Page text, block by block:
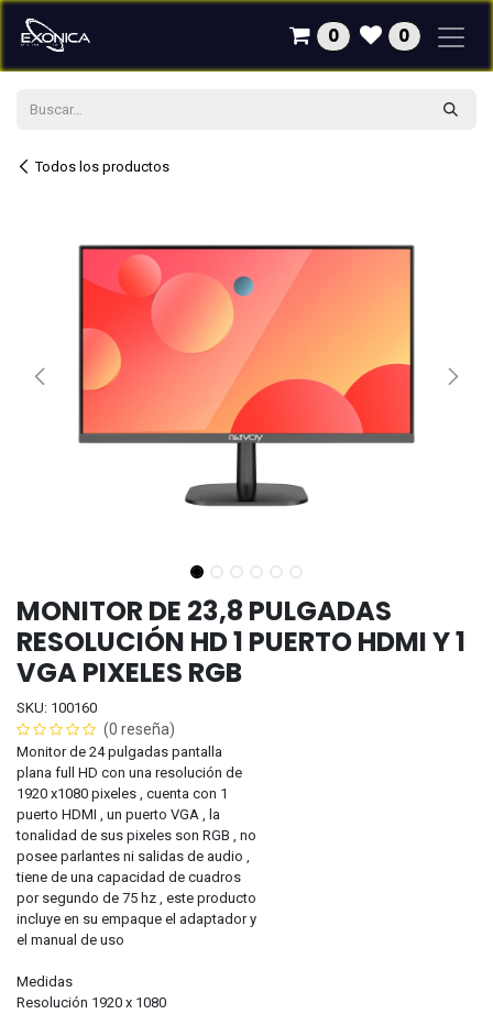
Ir al contenido
0 0
Todos los productos
MONITOR DE 23,8 PULGADAS
RESOLUCIÓN HD 1 PUERTO HDMI Y 1
VGA PIXELES RGB
SKU: 100160
(0 reseña)
Monitor de 24 pulgadas pantalla
plana full HD con una resolución de
1920 x1080 pixeles , cuenta con 1
puerto HDMI , un puerto VGA , la
tonalidad de sus pixeles son RGB , no
posee parlantes ni salidas de audio ,
tiene de una capacidad de cuadros
por segundo de 75 hz , este producto
incluye en su empaque el adaptador y
el manual de uso
Medidas
Resolución 1920 x 1080